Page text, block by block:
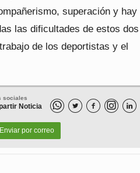
superación y hay
las dificultades de estos dos
de los deportistas y el
sociales
Noticia   
Enviar por correo